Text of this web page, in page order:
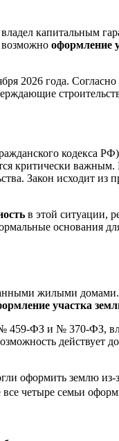
капитальным
возможно оформление
2026 года.
кодекса
критически
Закон исходит из
в этой ситуации,
основания
жилыми
участка
№ 459-ФЗ и № 370-
оформить землю
все четыре семьи